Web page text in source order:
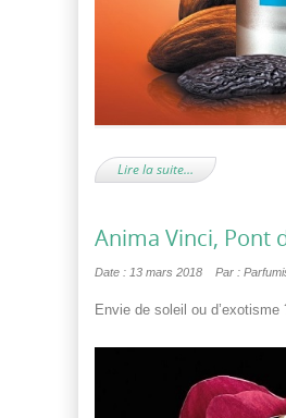
Lire la suite…
Anima Vinci, Pont
Date : 13 mars 2018 Par :
Envie de soleil ou